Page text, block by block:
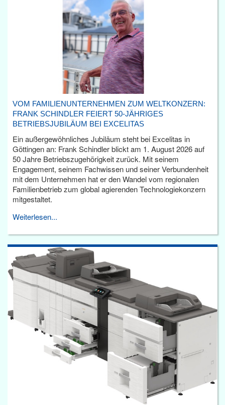
VOM FAMILIENUNTERNEHMEN ZUM WELTKONZERN:
FRANK SCHINDLER FEIERT 50-JÄHRIGES
BETRIEBSJUBILÄUM BEI EXCELITAS
Ein außergewöhnliches Jubiläum steht bei Excelitas in
Göttingen an: Frank Schindler blickt am 1. August 2026 auf
50 Jahre Betriebszugehörigkeit zurück. Mit seinem
Engagement, seinem Fachwissen und seiner Verbundenheit
mit dem Unternehmen hat er den Wandel vom regionalen
Familienbetrieb zum global agierenden Technologiekonzern
mitgestaltet.
Weiterlesen...